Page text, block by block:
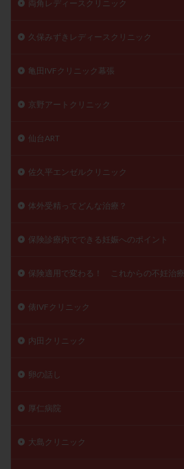
両角レディースクリニック
久保みずきレディースクリニック
亀田IVFクリニック幕張
京野アートクリニック
仙台ART
佐久平エンゼルクリニック
体外受精ってどんな治療？
保険診療内でできる妊娠へのポイント
保険適用で変わる！ これからの不妊治療
俵IVFクリニック
内田クリニック
卵の話し
厚仁病院
大島クリニック